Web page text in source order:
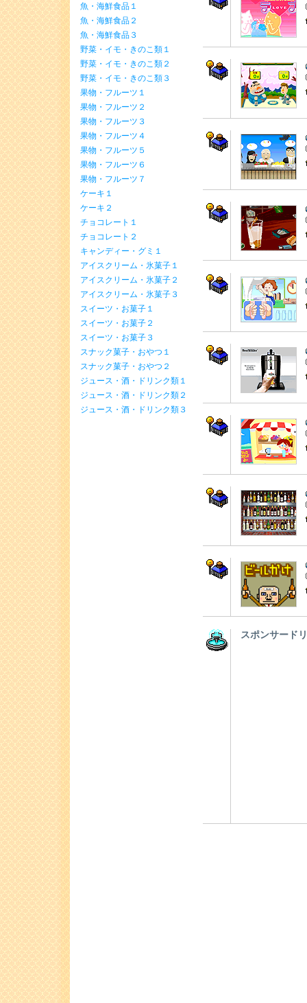
魚・海鮮食品１
魚・海鮮食品２
魚・海鮮食品３
野菜・イモ・きのこ類１
野菜・イモ・きのこ類２
野菜・イモ・きのこ類３
果物・フルーツ１
果物・フルーツ２
果物・フルーツ３
果物・フルーツ４
果物・フルーツ５
果物・フルーツ６
果物・フルーツ７
ケーキ１
ケーキ２
チョコレート１
チョコレート２
キャンディー・グミ１
アイスクリーム・氷菓子１
アイスクリーム・氷菓子２
アイスクリーム・氷菓子３
スイーツ・お菓子１
スイーツ・お菓子２
スイーツ・お菓子３
スナック菓子・おやつ１
スナック菓子・おやつ２
ジュース・酒・ドリンク類１
ジュース・酒・ドリンク類２
ジュース・酒・ドリンク類３
スポンサード